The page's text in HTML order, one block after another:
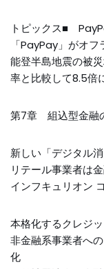
トピックス■
「PayPay」がオ
能登半島地震の被
率と比較して8.5倍
第7章 組込型金融
新しい「デジタル
リテール事業者は
インフキュリオン
本格化するクレジ
非金融系事業者へ
化